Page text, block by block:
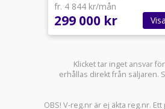
fr. 4 844 kr/mån
299 000 kr
Klicket tar inget ansvar
erhållas direkt från säljaren.
OBS! V-reg.nr är ej äkta reg.nr.